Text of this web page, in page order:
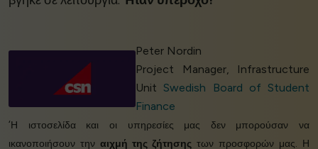
Peter Nordin
Project Manager, Infrastructure
Unit Swedish Board of Student
Finance
‘Η ιστοσελίδα και οι υπηρεσίες μας δεν μπορούσαν να
ικανοποιήσουν την αιχμή της ζήτησης των προσφορών μας. Η